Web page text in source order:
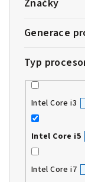
Značky
Generace
Typ
Intel Core i3
Intel Core i5
Intel Core i7